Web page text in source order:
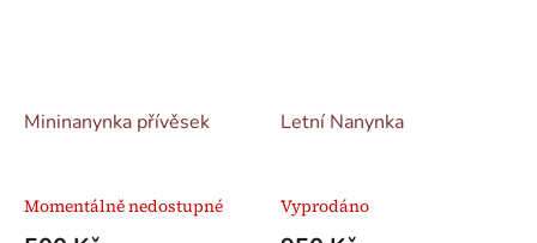
Mininanynka přívěsek
Momentálně nedostupné
Letní Nanynka
Vyprodáno